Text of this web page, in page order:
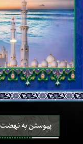
پیوستن به نهضت